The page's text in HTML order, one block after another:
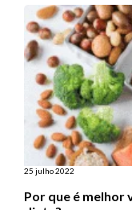
25 julho 2022
Por que é melhor